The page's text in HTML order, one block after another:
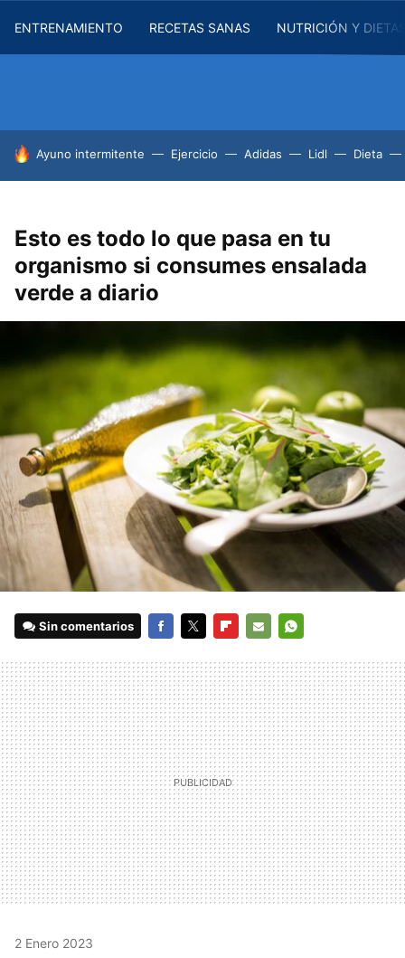
ENTRENAMIENTO RECETAS SANAS NUTRICIÓN Y
HOY SE HABLA DE
Ayuno intermitente Ejercicio Adidas Lidl Dieta
Esto es todo lo que pasa en tu
organismo si consumes ensalada
verde a diario
Sin comentarios
MAIL
2 Enero 2023